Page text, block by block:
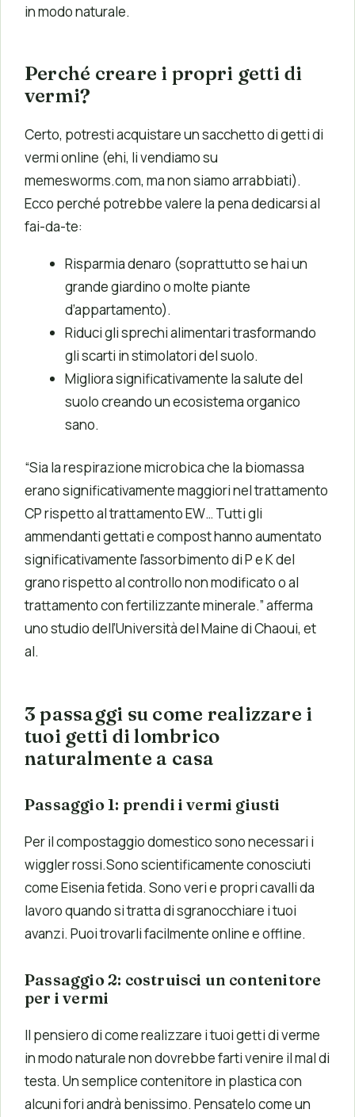
in modo naturale.
Perché creare i propri getti di
vermi?
Certo, potresti acquistare un sacchetto di getti di
vermi online (ehi, li vendiamo su
memesworms.com, ma non siamo arrabbiati).
Ecco perché potrebbe valere la pena dedicarsi al
fai-da-te:
Risparmia denaro (soprattutto se hai un
grande giardino o molte piante
d’appartamento).
Riduci gli sprechi alimentari trasformando
gli scarti in stimolatori del suolo.
Migliora significativamente la salute del
suolo creando un ecosistema organico
sano.
“Sia la respirazione microbica che la biomassa
erano significativamente maggiori nel trattamento
CP rispetto al trattamento EW… Tutti gli
ammendanti gettati e compost hanno aumentato
significativamente l’assorbimento di P e K del
grano rispetto al controllo non modificato o al
trattamento con fertilizzante minerale.” afferma
uno studio dell’Università del Maine di Chaoui, et
al.
3 passaggi su come realizzare i
tuoi getti di lombrico
naturalmente a casa
Passaggio 1: prendi i vermi giusti
Per il compostaggio domestico sono necessari i
wiggler rossi.Sono scientificamente conosciuti
come Eisenia fetida. Sono veri e propri cavalli da
lavoro quando si tratta di sgranocchiare i tuoi
avanzi. Puoi trovarli facilmente online e offline.
Passaggio 2: costruisci un contenitore
per i vermi
Il pensiero di come realizzare i tuoi getti di verme
in modo naturale non dovrebbe farti venire il mal di
testa. Un semplice contenitore in plastica con
alcuni fori andrà benissimo. Pensatelo come un